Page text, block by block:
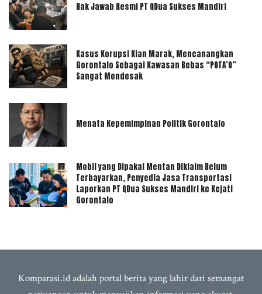
Hak Jawab Resmi PT QDua Sukses Mandiri
Kasus Korupsi Kian Marak, Mencanangkan
Gorontalo Sebagai Kawasan Bebas “POTA’O”
Sangat Mendesak
Menata Kepemimpinan Politik Gorontalo
Mobil yang Dipakai Mentan Diklaim Belum
Terbayarkan, Penyedia Jasa Transportasi
Laporkan PT QDua Sukses Mandiri ke Kejati
Gorontalo
Komparasi.id adalah portal berita yang lahir dari semangat